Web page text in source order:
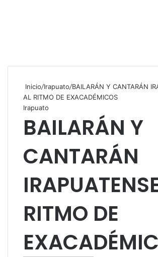
Inicio/Irapuato/BAILARÁN Y CANTARÁN
AL RITMO DE EXACADÉMICOS
Irapuato
BAILARÁN Y
CANTARÁN
RITMO DE